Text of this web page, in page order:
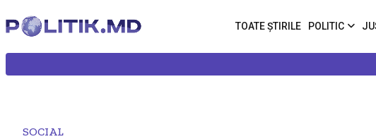
TOATE ȘTIRILE POLITIC
SOCIAL